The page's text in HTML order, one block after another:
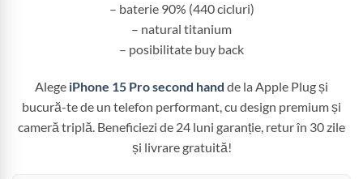
– baterie 90% (440 cicluri)
– natural titanium
– posibilitate buy back
Alege iPhone 15 Pro second hand de la Apple Plug și
bucură-te de un telefon performant, cu design premium și
cameră triplă. Beneficiezi de 24 luni garanție, retur în 30 zile
și livrare gratuită!